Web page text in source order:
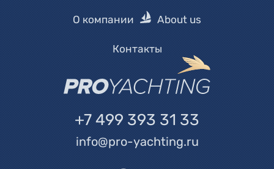
О компании About us
Контакты
+7 499 393 31 33
info@pro-yachting.ru